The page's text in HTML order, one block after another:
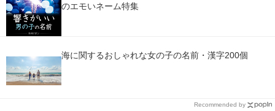
のエモいネーム特集
海に関するおしゃれな女の子の名前・漢字200個
Recommended by